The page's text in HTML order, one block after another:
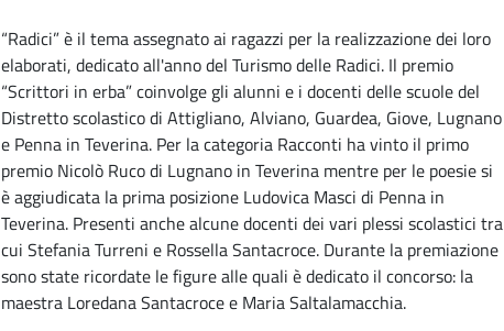
“Radici” è il tema assegnato ai ragazzi per la realizzazione dei loro
elaborati, dedicato all'anno del Turismo delle Radici. Il premio
“Scrittori in erba” coinvolge gli alunni e i docenti delle scuole del
Distretto scolastico di Attigliano, Alviano, Guardea, Giove, Lugnano
e Penna in Teverina. Per la categoria Racconti ha vinto il primo
premio Nicolò Ruco di Lugnano in Teverina mentre per le poesie si
è aggiudicata la prima posizione Ludovica Masci di Penna in
Teverina. Presenti anche alcune docenti dei vari plessi scolastici tra
cui Stefania Turreni e Rossella Santacroce. Durante la premiazione
sono state ricordate le figure alle quali è dedicato il concorso: la
maestra Loredana Santacroce e Maria Saltalamacchia.